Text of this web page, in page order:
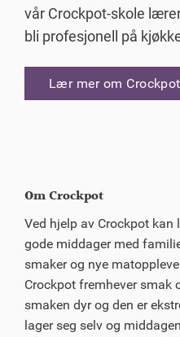
vår Crockpot-skole
bli profesjonell på
Lær mer om Crockpot
Om Crockpot
Ved hjelp av Crockpot
gode middager med
smaker og nye
Crockpot fremhever smak
smaken dyr og den er
lager seg selv og